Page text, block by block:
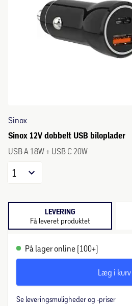
Sinox
Sinox 12V dobbelt USB biloplader
USB A 18W + USB C 20W
1
LEVERING
Få leveret produktet
På lager online (100+)
Læg i kurv
Se leveringsmuligheder og -priser